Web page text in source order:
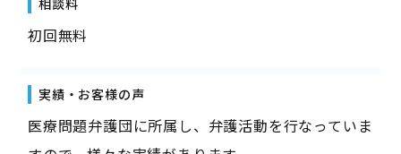
相談料
初回無料
実績・お客様の声
医療問題弁護団に所属し、弁護活動を行なっていま